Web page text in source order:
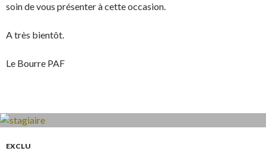
soin de vous présenter à cette occasion.
A très bientôt.
Le Bourre PAF
EXCLU